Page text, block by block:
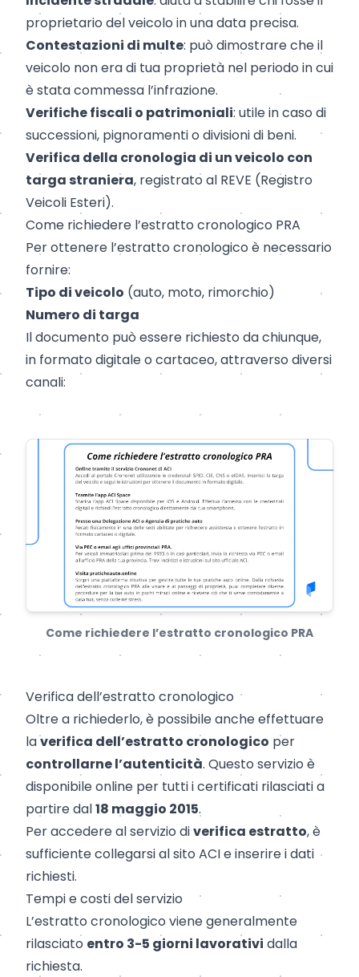
proprietario del veicolo in una data precisa.
Contestazioni di multe: può dimostrare che il
veicolo non era di tua proprietà nel periodo in cui
è stata commessa l’infrazione.
Verifiche fiscali o patrimoniali: utile in caso di
successioni, pignoramenti o divisioni di beni.
Verifica della cronologia di un veicolo con
targa straniera, registrato al REVE (Registro
Veicoli Esteri).
Come richiedere l’estratto cronologico PRA
Per ottenere l’estratto cronologico è necessario
fornire:
Tipo di veicolo (auto, moto, rimorchio)
Numero di targa
Il documento può essere richiesto da chiunque,
in formato digitale o cartaceo, attraverso diversi
canali:
Come richiedere l’estratto cronologico PRA
Verifica dell’estratto cronologico
Oltre a richiederlo, è possibile anche effettuare
laverifica dell’estratto cronologico per
controllarne l’autenticità. Questo servizio è
disponibile online per tutti i certificati rilasciati a
partire dal18 maggio 2015.
Per accedere al servizio diverifica estratto, è
sufficiente collegarsi al sito ACI e inserire i dati
richiesti.
Tempi e costi del servizio
L’estratto cronologico viene generalmente
rilasciato entro 3-5 giorni lavorativi dalla
richiesta.